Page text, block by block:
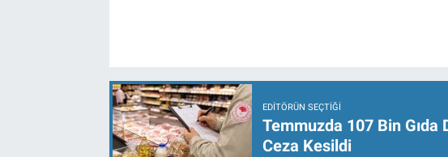
EDITÖRÜN SEÇTIĞI
Temmuzda 107 Bin
Ceza Kesildi